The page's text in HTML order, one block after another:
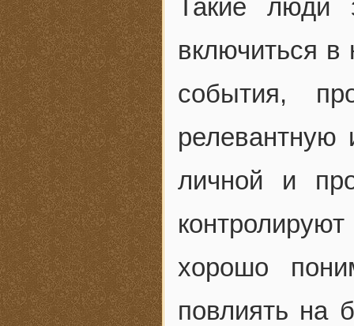
Такие люди
включиться
события,
личной и
хорошо
повлиять на